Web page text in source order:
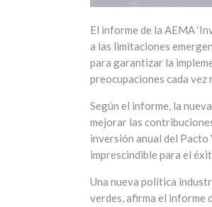
El informe de la AEMA
a las limitaciones
para garantizar la
preocupaciones cada
Según el informe, la
mejorar las
inversión anual del Pacto
imprescindible para el
Una nueva política
verdes, afirma el informe